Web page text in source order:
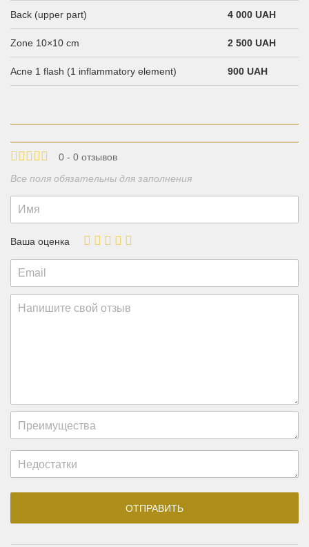
Back (upper part) 4 000 UAH
Zone 10×10 cm 2 500 UAH
Acne 1 flash (1 inflammatory element) 900 UAH
0 - 0 отзывов
Все поля обязательны для заполнения
Ваша оценка